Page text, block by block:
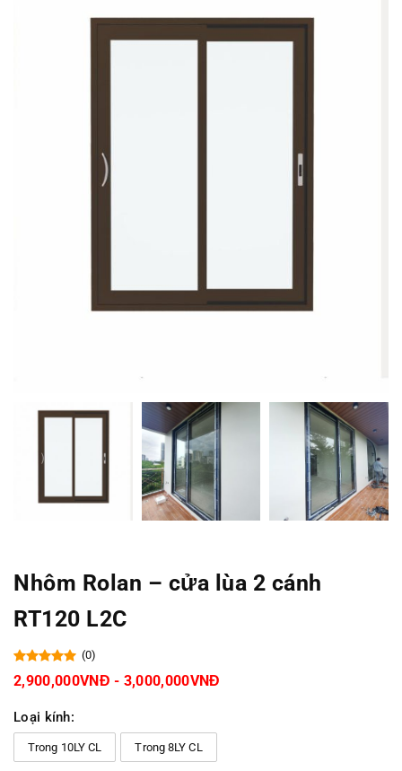
Nhôm Rolan – cửa lùa 2 cánh
RT120 L2C
(0)
2,900,000VNĐ - 3,000,000VNĐ
Loại kính:
Trong 10LY CL Trong 8LY CL